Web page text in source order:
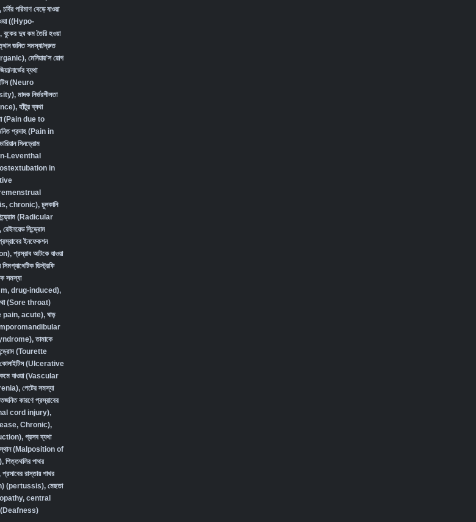
চর্বির পরিমাণ বেড়ে যাওয়া
((Hypo-
, বুকের দুধ কম তৈরি হওয়া
জনিত সমস্যা/দ্রুত
), মেনিয়ার’স রোগ
নার্ভের ব্যথা
(Neuro
, মাদক নির্ভরশীলতা
, হাঁটুর ব্যথা
(Pain due to
প্রদাহ (Pain in
সিনড্রোম
Leventhal
(Postextubation in
chronic), চুলকানি
সিন্ড্রোম (Radicular
রেইনয়েড সিন্ড্রোম
ইনফেকশন
, প্রস্রাব আটকে যাওয়া
সিমপ্যাথেটিক ডিস্ট্রফি
সমস্যা
drug-induced),
(Sore throat)
pain, acute), ঘাড়
,তামাকে
(Tourette
কোলাইটিস (Ulcerative
কমে যাওয়া (Vascular
, পেটের সমস্যা
কারণে প্রস্রাবের
cord injury),
Chronic),
, প্রসব ব্যথা
(Malposition of
, পিত্তথলির পাথর
প্রসাবের রাস্তায় পাথর
(pertussis), মেছতা
central
(Deafness)